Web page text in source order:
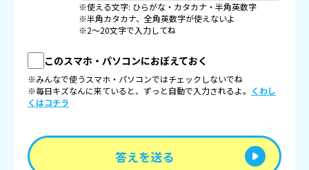
※使える文字: ひらがな・カタカナ・半角英数字
※半角カタカナ、全角英数字が使えないよ
※2〜20文字で入力してね
このスマホ・パソコンにおぼえておく
※みんなで使うスマホ・パソコンではチェックしないでね
※毎日キズなんに来ていると、ずっと自動で入力されるよ。 くわし
くはコチラ
答えを送る